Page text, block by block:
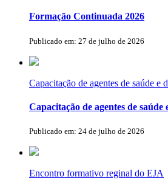
Formação Continuada 2026
Publicado em: 27 de julho de 2026
Capacitação de agentes de saúde e
Capacitação de agentes de saúde
Publicado em: 24 de julho de 2026
Encontro formativo reginal do EJA